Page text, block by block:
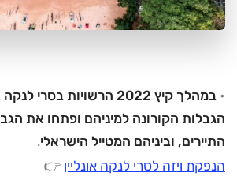
•
במהלך קיץ 2022 הרשויות
הגבלות הקורונה למיניהם ופתחו את
התיירים, וביניהם המטייל הישראלי.
הנפקת ויזה לסרי לנקה אונליין 👉